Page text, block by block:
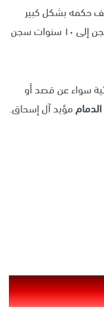
حكمه بشكل كبير
وإنقاذه من حياة كان سيعيشها في السجن إلى ١٠ سنوات سجن
سواء عن قصد أو
مؤيد آل إسحاق.